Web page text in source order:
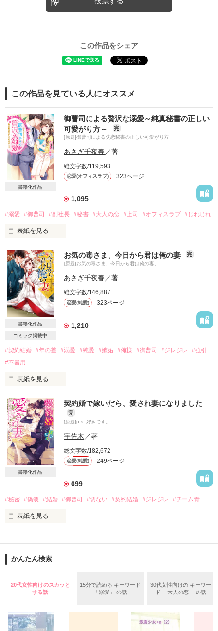
この作品をシェア
この作品を見ている人にオススメ
書籍化作品
御曹司による贅沢な溺愛～純真秘書の正しい
可愛がり方～
完
[原題]御曹司による失恋秘書の正しい可愛がり方
あさぎ千夜春 ／著
総文字数/119,593
恋愛(オフィスラブ) 323ページ
1,095
#溺愛 #御曹司 #副社長 #秘書 #大人の恋 #上司 #オフィスラブ #じれじれ
表紙を見る
ベリーズ文庫より1月10日発売のため
一部試し読み公開とさせていただきました
今まで読んでくださった皆様
ありがとうございました！
小鷹雪成の秘書である森田美月は
雪成に同行した出張先で
町を離れる原因になった元彼に再会した
失恋の傷が癒えない美月に
突然雪成が余裕たっぷりにささやく
「唇を噛み締めて泣くのをこらえるお前を
どうだ、俺にほだされてみないか？」
拒むことはできなくて－－
新しい恋に臆病な秘書と
自由奔放・大人な御曹司の
うんと甘やかされる系の溺愛ラブストーリー
書籍化作品
コミック掲載中
お気の毒さま、今日から君は俺の妻 完
[原題]お気の毒さま、今日から君は俺の妻。
あさぎ千夜春／著
総文字数/146,887
恋愛(純愛) 323ページ
1,210
#契約結婚 #年の差 #溺愛 #純愛 #嫉妬 #俺様 #御曹司 #ジレジレ
#強引
#不器用
表紙を見る
ベリーズ文庫より4月10日発売のため
一部試し読み公開とさせていただきました
今まで読んでくださった皆様
ありがとうございました！
心に傷を持つ栫澄花（かこいすみか）は
恩人のために自分を売ることにした。
買ったのはフラワーショップ大手
書籍化作品
契約婚で嫁いだら、愛され妻になりました
完
[原題]p.s. 好きです。
宇佐木／著
総文字数/182,672
恋愛(純愛) 249ページ
699
#秘密 #偽装 #結婚 #御曹司 #切ない #契約結婚 #ジレジレ #チーム青
表紙を見る
そして、彼もそれは同じ。
かんたん検索
20代女性向けのスカッと
する話
15分で読める キーワード
「溺愛」 の話
30代女性向けの キーワー
ド 「大人の恋」 の話